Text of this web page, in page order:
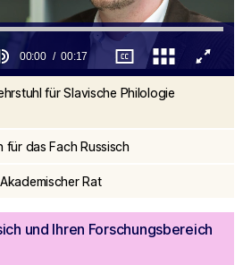
00:00 00:17
für Slavische Philologie
das Fach Russisch
Rat
und Ihren Forschungsbereich